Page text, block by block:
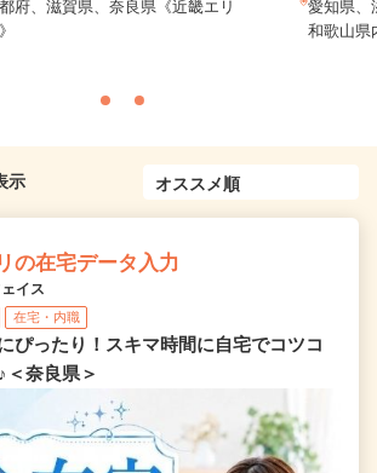
府、滋賀県、奈良県《近畿エリ
愛知県、
和歌山
示
の在宅データ入力
イス
在宅・内職
ぴったり！スキマ時間に自宅でコツコ
＜奈良県＞